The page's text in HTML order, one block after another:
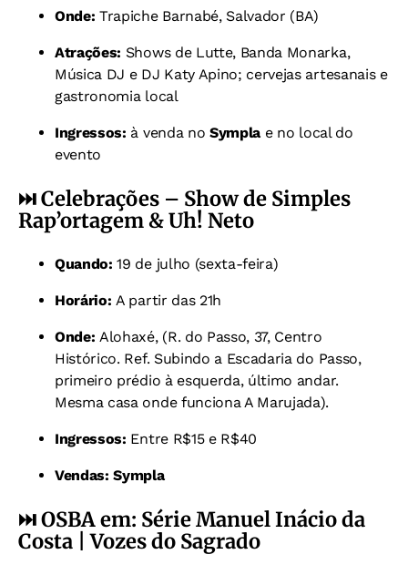
Onde:Trapiche Barnabé, Salvador (BA)
Atrações: Shows de Lutte, Banda Monarka,
Música DJ e DJ Katy Apino; cervejas artesanais e
gastronomia local
Ingressos: à venda no Sympla e no local do
evento
⏭️ Celebrações – Show de Simples
Rap’ortagem & Uh! Neto
Quando: 19 de julho (sexta-feira)
Horário:A partir das 21h
Onde:Alohaxé, (R. do Passo, 37, Centro
Histórico. Ref. Subindo a Escadaria do Passo,
primeiro prédio à esquerda, último andar.
Mesma casa onde funciona A Marujada).
Ingressos: Entre R$15 e R$40
Vendas: Sympla
⏭️ OSBA em: Série Manuel Inácio da
Costa | Vozes do Sagrado